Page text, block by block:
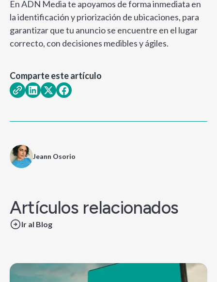
En ADN Media te apoyamos de forma inmediata en
la identificación y priorización de ubicaciones, para
garantizar que tu anuncio se encuentre en el lugar
correcto, con decisiones medibles y ágiles.
Comparte este artículo
Jeann Osorio
Artículos relacionados
Ir al Blog